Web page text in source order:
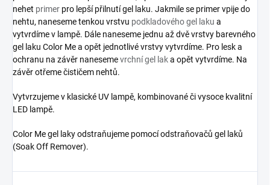
nehet primer pro lepší přilnutí gel laku. Jakmile se primer vpije do
nehtu, naneseme tenkou vrstvu podkladového gel laku a
vytvrdíme v lampě. Dále naneseme jednu až dvě vrstvy barevného
gel laku Color Me a opět jednotlivé vrstvy vytvrdíme. Pro lesk a
ochranu na závěr nanesemevrchní gel laka opět vytvrdíme. Na
závěr otřeme čističem nehtů.
Vytvrzujeme v klasické UV lampě, kombinované či vysoce kvalitní
LED lampě.
Color Me gel laky odstraňujeme pomocí odstraňovačů gel laků
(Soak Off Remover).